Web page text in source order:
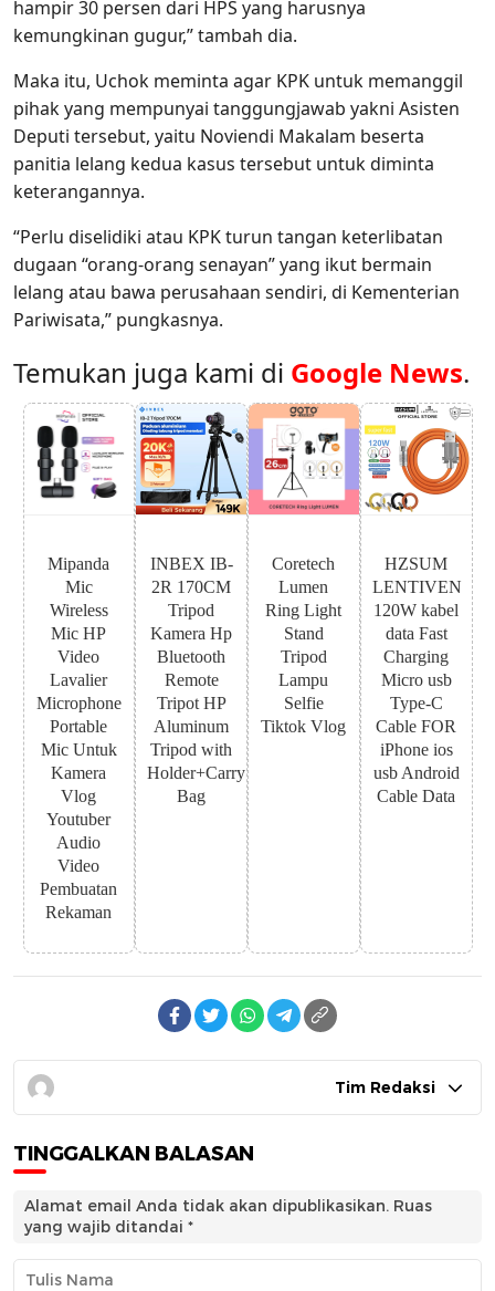
hampir 30 persen dari HPS yang harusnya
kemungkinan gugur,” tambah dia.
Maka itu, Uchok meminta agar KPK untuk memanggil
pihak yang mempunyai tanggungjawab yakni Asisten
Deputi tersebut, yaitu Noviendi Makalam beserta
panitia lelang kedua kasus tersebut untuk diminta
keterangannya.
“Perlu diselidiki atau KPK turun tangan keterlibatan
dugaan “orang-orang senayan” yang ikut bermain
lelang atau bawa perusahaan sendiri, di Kementerian
Pariwisata,” pungkasnya.
Temukan juga kami di Google News.
Mipanda
Mic
Wireless
Mic HP
Video
Lavalier
Microphone
Portable
Mic Untuk
Kamera
Vlog
Youtuber
Audio
Video
Pembuatan
Rekaman
INBEX IB-
2R 170CM
Tripod
Kamera Hp
Bluetooth
Remote
Tripot HP
Aluminum
Tripod with
Holder+Carry
Bag
Coretech
Lumen
Ring Light
Stand
Tripod
Lampu
Selfie
Tiktok Vlog
HZSUM
LENTIVEN
120W kabel
data Fast
Charging
Micro usb
Type-C
Cable FOR
iPhone ios
usb Android
Cable Data
Tim Redaksi
TINGGALKAN BALASAN
Alamat email Anda tidak akan dipublikasikan. Ruas
yang wajib ditandai *